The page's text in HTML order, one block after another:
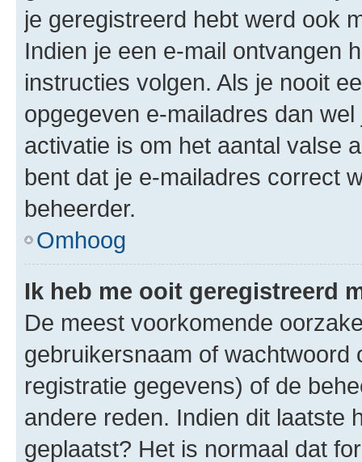
je geregistreerd hebt werd ook
Indien je een e-mail ontvangen
instructies volgen. Als je nooit
opgegeven e-mailadres dan
activatie is om het aantal valse
bent dat je e-mailadres correct
beheerder.
Omhoog
Ik heb me ooit geregistreerd
De meest voorkomende
gebruikersnaam of wachtwoord
registratie gegevens) of de
andere reden. Indien dit laatste
geplaatst? Het is normaal dat